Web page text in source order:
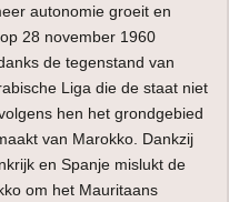
autonomie groeit en
28 november 1960
de tegenstand van
Liga die de staat niet
hen het grondgebied
van Marokko. Dankzij
en Spanje mislukt de
om het Mauritaans